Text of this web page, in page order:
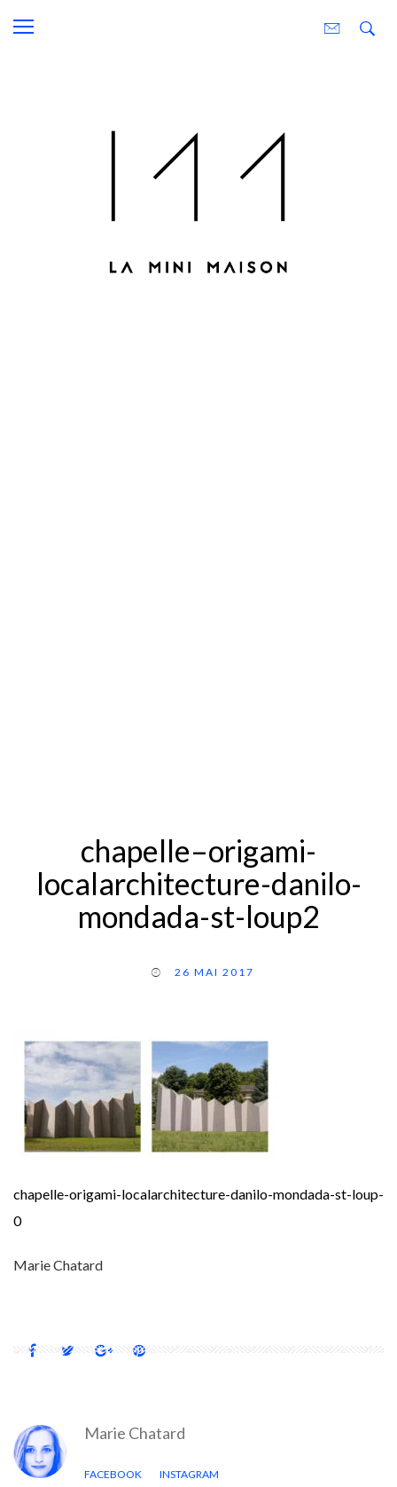
chapelle–origami-
localarchitecture-danilo-
mondada-st-loup2
26 MAI 2017
chapelle-origami-localarchitecture-danilo-mondada-st-loup-
0
Marie Chatard
Marie Chatard
FACEBOOK INSTAGRAM